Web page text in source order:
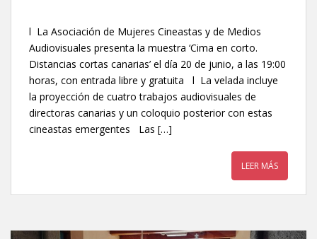
l La Asociación de Mujeres Cineastas y de Medios
Audiovisuales presenta la muestra ‘Cima en corto.
Distancias cortas canarias’ el día 20 de junio, a las 19:00
horas, con entrada libre y gratuita l La velada incluye
la proyección de cuatro trabajos audiovisuales de
directoras canarias y un coloquio posterior con estas
cineastas emergentes Las […]
LEER MÁS